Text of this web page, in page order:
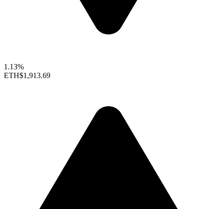
1.13%
ETH$1,913.69